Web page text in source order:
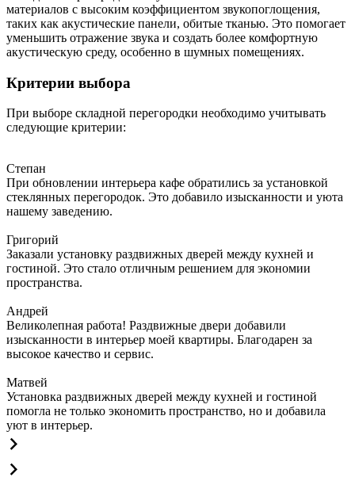
материалов с высоким коэффициентом звукопоглощения,
таких как акустические панели, обитые тканью. Это помогает
уменьшить отражение звука и создать более комфортную
акустическую среду, особенно в шумных помещениях.
Критерии выбора
При выборе складной перегородки необходимо учитывать
следующие критерии:
Степан
При обновлении интерьера кафе обратились за установкой
стеклянных перегородок. Это добавило изысканности и уюта
нашему заведению.
Григорий
Заказали установку раздвижных дверей между кухней и
гостиной. Это стало отличным решением для экономии
пространства.
Андрей
Великолепная работа! Раздвижные двери добавили
изысканности в интерьер моей квартиры. Благодарен за
высокое качество и сервис.
Матвей
Установка раздвижных дверей между кухней и гостиной
помогла не только экономить пространство, но и добавила
уют в интерьер.